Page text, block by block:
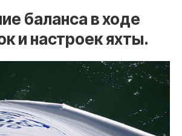
баланса в ходе
и настроек яхты.